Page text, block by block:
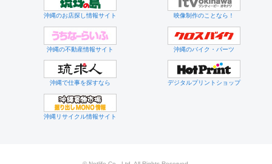
沖縄のお店探し情報サイト 映像制作のことなら！
沖縄の不動産情報サイト 沖縄のバイク・パーツ
沖縄で仕事を探すなら デジタルプリントショップ
沖縄リサイクル情報サイト